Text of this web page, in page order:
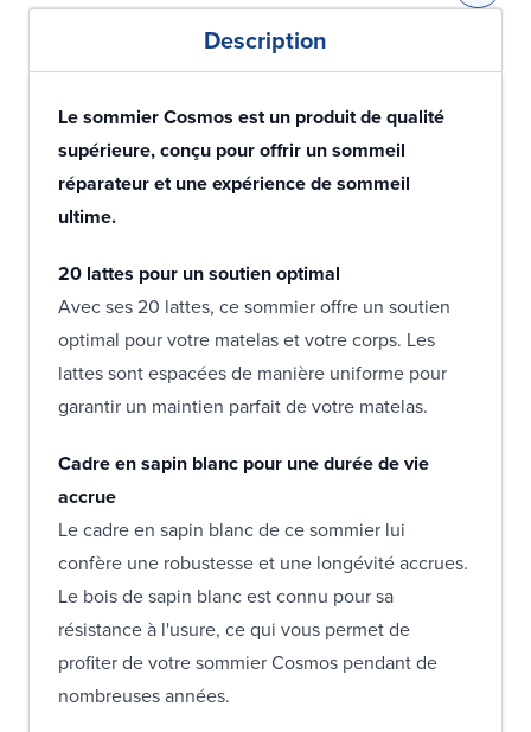
Description
Le sommier Cosmos est un produit de qualité
supérieure, conçu pour offrir un sommeil
réparateur et une expérience de sommeil
ultime.
20 lattes pour un soutien optimal
Avec ses 20 lattes, ce sommier offre un soutien
optimal pour votre matelas et votre corps. Les
lattes sont espacées de manière uniforme pour
garantir un maintien parfait de votre matelas.
Cadre en sapin blanc pour une durée de vie
accrue
Le cadre en sapin blanc de ce sommier lui
confère une robustesse et une longévité accrues.
Le bois de sapin blanc est connu pour sa
résistance à l'usure, ce qui vous permet de
profiter de votre sommier Cosmos pendant de
nombreuses années.